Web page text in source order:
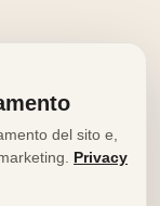
del sito e,
Privacy